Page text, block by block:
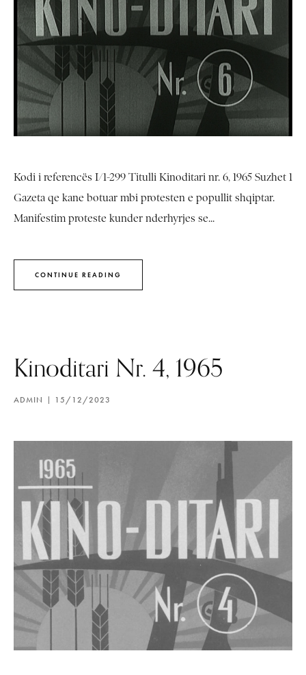
Kodi i referencës I/1-299 Titulli Kinoditari nr. 6, 1965 Suzhet 1
Gazeta qe kane botuar mbi protesten e popullit shqiptar.
Manifestim proteste kunder nderhyrjes se...
CONTINUE READING
Kinoditari Nr. 4, 1965
ADMIN 15/12/2023